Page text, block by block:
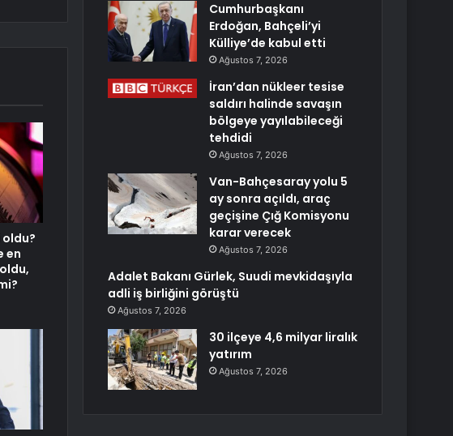
oldu?
en
Cumhurbaşkanı
Erdoğan, Bahçeli’yi
Külliye’de kabul etti
Ağustos 7, 2026
İran’dan nükleer tesise
saldırı halinde savaşın
bölgeye yayılabileceği
tehdidi
Ağustos 7, 2026
Van-Bahçesaray yolu 5
ay sonra açıldı, araç
geçişine Çığ Komisyonu
karar verecek
Ağustos 7, 2026
Adalet Bakanı Gürlek, Suudi mevkidaşıyla
adli iş birliğini görüştü
Ağustos 7, 2026
30 ilçeye 4,6 milyar liralık
yatırım
Ağustos 7, 2026